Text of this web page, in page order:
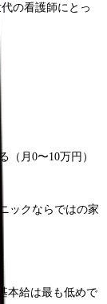
の看護師にとっ
（月0〜10万円）
ックならではの家
本給は最も低めで